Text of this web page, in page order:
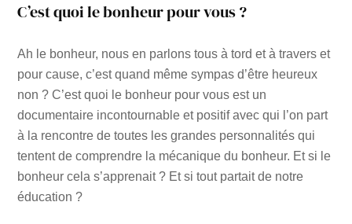
C’est quoi le bonheur pour vous ?
Ah le bonheur, nous en parlons tous à tord et à travers et
pour cause, c’est quand même sympas d’être heureux
non ? C’est quoi le bonheur pour vous est un
documentaire incontournable et positif avec qui l’on part
à la rencontre de toutes les grandes personnalités qui
tentent de comprendre la mécanique du bonheur. Et si le
bonheur cela s’apprenait ? Et si tout partait de notre
éducation ?